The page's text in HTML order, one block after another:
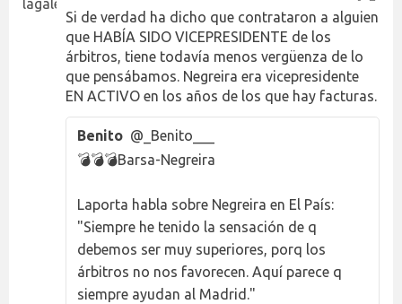
Si de verdad ha dicho que contrataron a alguien
que HABÍA SIDO VICEPRESIDENTE de los
árbitros, tiene todavía menos vergüenza de lo
que pensábamos. Negreira era vicepresidente
EN ACTIVO en los años de los que hay facturas.
Benito @_Benito___
💣💣💣Barsa-Negreira
Laporta habla sobre Negreira en El País:
"Siempre he tenido la sensación de q
debemos ser muy superiores, porq los
árbitros no nos favorecen. Aquí parece q
siempre ayudan al Madrid."